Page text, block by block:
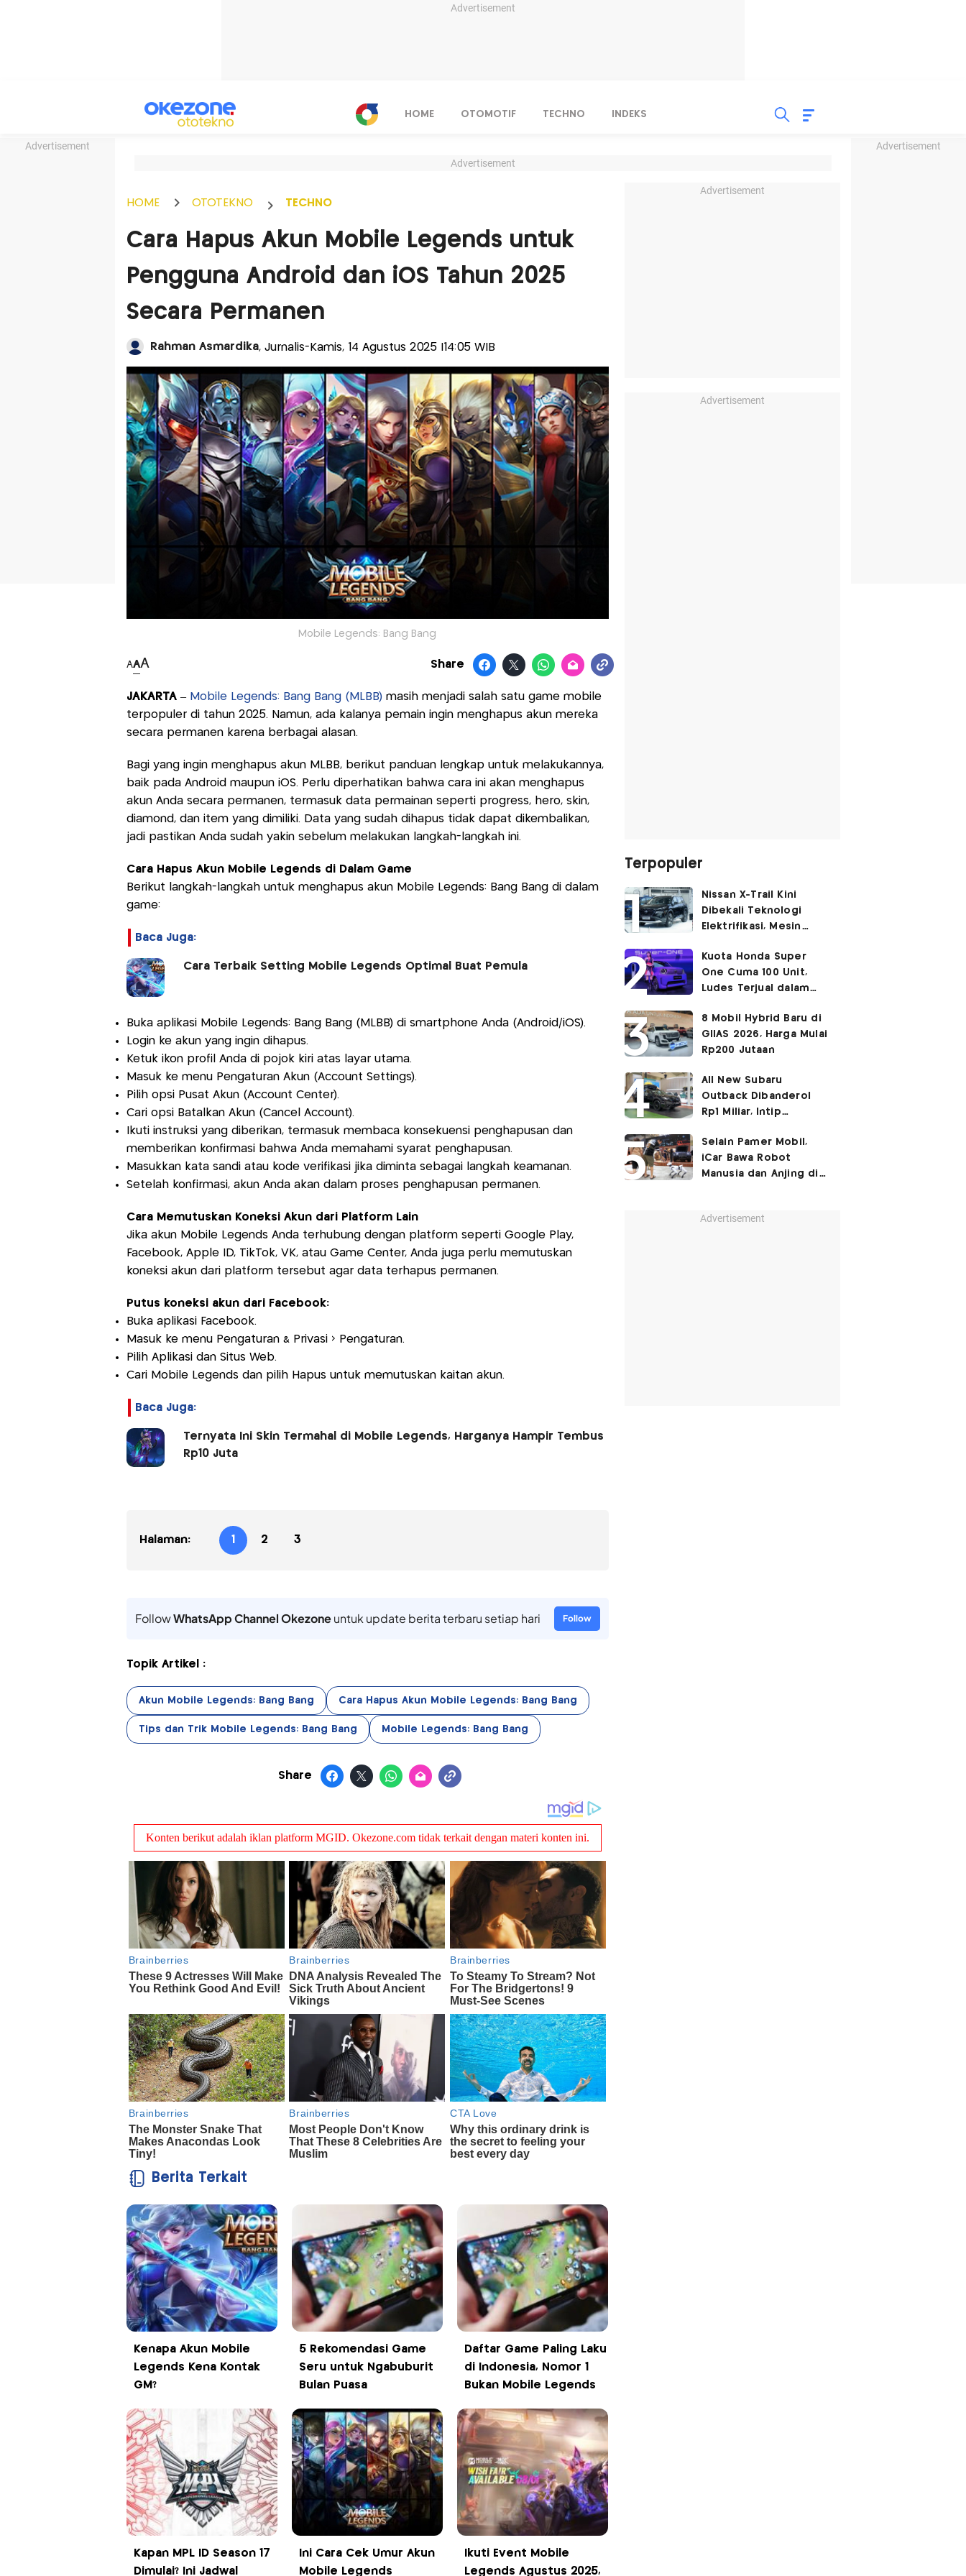
Advertisement
Advertisement Advertisement
HOME OTOMOTIF TECHNO INDEKS
Advertisement
HOME OTOTEKNO TECHNO
Cara Hapus Akun Mobile Legends untuk
Pengguna Android dan iOS Tahun 2025
Secara Permanen
Rahman Asmardika, Jurnalis-Kamis, 14 Agustus 2025 |14:05 WIB
Mobile Legends: Bang Bang
AAA Share
JAKARTA – Mobile Legends: Bang Bang (MLBB)masih menjadi salah satu game mobile
terpopuler di tahun 2025. Namun, ada kalanya pemain ingin menghapus akun mereka
secara permanen karena berbagai alasan.
Bagi yang ingin menghapus akun MLBB, berikut panduan lengkap untuk melakukannya,
baik pada Android maupun iOS. Perlu diperhatikan bahwa cara ini akan menghapus
akun Anda secara permanen, termasuk data permainan seperti progress, hero, skin,
diamond, dan item yang dimiliki. Data yang sudah dihapus tidak dapat dikembalikan,
jadi pastikan Anda sudah yakin sebelum melakukan langkah-langkah ini.
Cara Hapus Akun Mobile Legends di Dalam Game
Berikut langkah-langkah untuk menghapus akun Mobile Legends: Bang Bang di dalam
game:
Baca Juga:
Cara Terbaik Setting Mobile Legends Optimal Buat Pemula
Buka aplikasi Mobile Legends: Bang Bang (MLBB) di smartphone Anda (Android/iOS).
Login ke akun yang ingin dihapus.
Ketuk ikon profil Anda di pojok kiri atas layar utama.
Masuk ke menu Pengaturan Akun (Account Settings).
Pilih opsi Pusat Akun (Account Center).
Cari opsi Batalkan Akun (Cancel Account).
Ikuti instruksi yang diberikan, termasuk membaca konsekuensi penghapusan dan
memberikan konfirmasi bahwa Anda memahami syarat penghapusan.
Masukkan kata sandi atau kode verifikasi jika diminta sebagai langkah keamanan.
Setelah konfirmasi, akun Anda akan dalam proses penghapusan permanen.
Cara Memutuskan Koneksi Akun dari Platform Lain
Jika akun Mobile Legends Anda terhubung dengan platform seperti Google Play,
Facebook, Apple ID, TikTok, VK, atau Game Center, Anda juga perlu memutuskan
koneksi akun dari platform tersebut agar data terhapus permanen.
Putus koneksi akun dari Facebook:
Buka aplikasi Facebook.
Masuk ke menu Pengaturan & Privasi > Pengaturan.
Pilih Aplikasi dan Situs Web.
Cari Mobile Legends dan pilih Hapus untuk memutuskan kaitan akun.
Baca Juga:
Ternyata Ini Skin Termahal di Mobile Legends, Harganya Hampir Tembus
Rp10 Juta
Halaman: 1 2 3
FollowWhatsApp Channel Okezoneuntuk update berita terbaru setiap hari Follow
Topik Artikel :
Akun Mobile Legends: Bang Bang Cara Hapus Akun Mobile Legends: Bang Bang
Tips dan Trik Mobile Legends: Bang Bang Mobile Legends: Bang Bang
Share
Berita Terkait
Kenapa Akun Mobile
Legends Kena Kontak
GM?
5 Rekomendasi Game
Seru untuk Ngabuburit
Bulan Puasa
Daftar Game Paling Laku
di Indonesia, Nomor 1
Bukan Mobile Legends
Kapan MPL ID Season 17
Dimulai? Ini Jadwal
Ini Cara Cek Umur Akun
Mobile Legends
Ikuti Event Mobile
Legends Agustus 2025,
Advertisement
Advertisement
Terpopuler
Nissan X-Trail Kini
Dibekali Teknologi
Elektrifikasi, Mesin
Kuota Honda Super
One Cuma 100 Unit,
Ludes Terjual dalam
8 Mobil Hybrid Baru di
GIIAS 2026, Harga Mulai
Rp200 Jutaan
All New Subaru
Outback Dibanderol
Rp1 Miliar, Intip
Selain Pamer Mobil,
iCar Bawa Robot
Manusia dan Anjing di
Advertisement